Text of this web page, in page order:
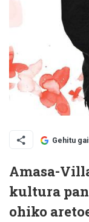
Gehitu
Amasa-
kultura
ohiko